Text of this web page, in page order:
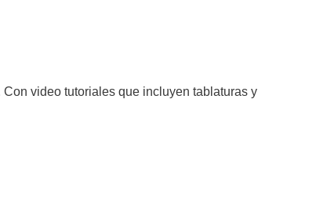
video tutoriales que incluyen tablaturas y